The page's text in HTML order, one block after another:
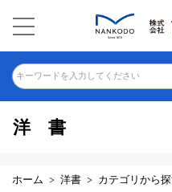
キーワードを入力してください
洋書
ホーム 洋書 カテゴリから